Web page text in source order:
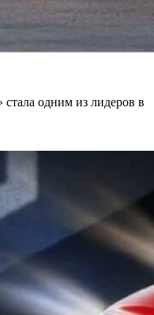
одним из лидеров в